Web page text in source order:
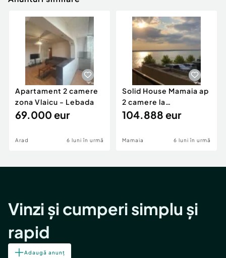
Apartament 2 camere
zona Vlaicu - Lebada
69.000 eur
Arad 6 luni în urmă
Solid House Mamaia ap
2 camere la
cheie,langa Mega
104.888 eur
Mamaia 6 luni în urmă
Vinzi și cumperi simplu și
rapid
Adaugă anunț